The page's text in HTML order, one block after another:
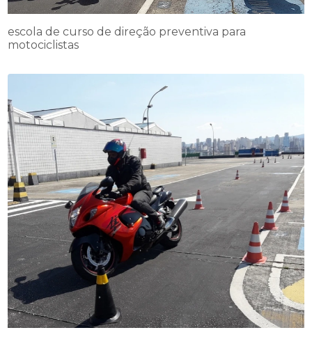
escola de curso de direção preventiva para
motociclistas